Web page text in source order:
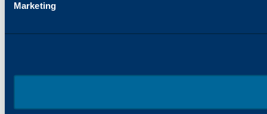
Marketing